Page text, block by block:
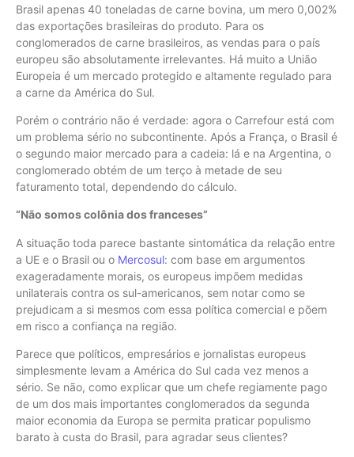
Brasil apenas 40 toneladas de carne bovina, um mero 0,002%
das exportações brasileiras do produto. Para os
conglomerados de carne brasileiros, as vendas para o país
europeu são absolutamente irrelevantes. Há muito a União
Europeia é um mercado protegido e altamente regulado para
a carne da América do Sul.
Porém o contrário não é verdade: agora o Carrefour está com
um problema sério no subcontinente. Após a França, o Brasil é
o segundo maior mercado para a cadeia: lá e na Argentina, o
conglomerado obtém de um terço à metade de seu
faturamento total, dependendo do cálculo.
“Não somos colônia dos franceses”
A situação toda parece bastante sintomática da relação entre
a UE e o Brasil ou o Mercosul: com base em argumentos
exageradamente morais, os europeus impõem medidas
unilaterais contra os sul-americanos, sem notar como se
prejudicam a si mesmos com essa política comercial e põem
em risco a confiança na região.
Parece que políticos, empresários e jornalistas europeus
simplesmente levam a América do Sul cada vez menos a
sério. Se não, como explicar que um chefe regiamente pago
de um dos mais importantes conglomerados da segunda
maior economia da Europa se permita praticar populismo
barato à custa do Brasil, para agradar seus clientes?